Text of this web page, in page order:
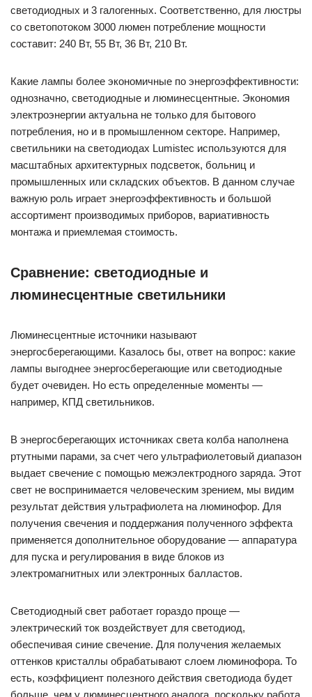
светодиодных и 3 галогенных. Соответственно, для люстры
со светопотоком 3000 люмен потребление мощности
составит: 240 Вт, 55 Вт, 36 Вт, 210 Вт.
Какие лампы более экономичные по энергоэффективности:
однозначно, светодиодные и люминесцентные. Экономия
электроэнергии актуальна не только для бытового
потребления, но и в промышленном секторе. Например,
светильники на светодиодах Lumistec используются для
масштабных архитектурных подсветок, больниц и
промышленных или складских объектов. В данном случае
важную роль играет энергоэффективность и большой
ассортимент производимых приборов, вариативность
монтажа и приемлемая стоимость.
Сравнение: светодиодные и
люминесцентные светильники
Люминесцентные источники называют
энергосберегающими. Казалось бы, ответ на вопрос: какие
лампы выгоднее энергосберегающие или светодиодные
будет очевиден. Но есть определенные моменты —
например, КПД светильников.
В энергосберегающих источниках света колба наполнена
ртутными парами, за счет чего ультрафиолетовый диапазон
выдает свечение с помощью межэлектродного заряда. Этот
свет не воспринимается человеческим зрением, мы видим
результат действия ультрафиолета на люминофор. Для
получения свечения и поддержания полученного эффекта
применяется дополнительное оборудование — аппаратура
для пуска и регулирования в виде блоков из
электромагнитных или электронных балластов.
Светодиодный свет работает гораздо проще —
электрический ток воздействует для светодиод,
обеспечивая синие свечение. Для получения желаемых
оттенков кристаллы обрабатывают слоем люминофора. То
есть, коэффициент полезного действия светодиода будет
больше, чем у люминесцентного аналога, поскольку работа